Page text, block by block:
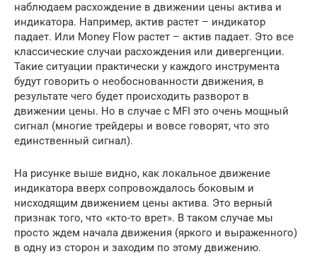
наблюдаем расхождение в движении цены актива и
индикатора. Например, актив растет – индикатор
падает. Или Money Flow растет – актив падает. Это все
классические случаи расхождения или дивергенции.
Такие ситуации практически у каждого инструмента
будут говорить о необоснованности движения, в
результате чего будет происходить разворот в
движении цены. Но в случае с MFI это очень мощный
сигнал (многие трейдеры и вовсе говорят, что это
единственный сигнал).
На рисунке выше видно, как локальное движение
индикатора вверх сопровождалось боковым и
нисходящим движением цены актива. Это верный
признак того, что «кто-то врет». В таком случае мы
просто ждем начала движения (яркого и выраженного)
в одну из сторон и заходим по этому движению.